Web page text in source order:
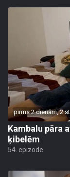
pirms 2 dienām, 2
Kambalu pāra
ķibelēm
54. epizode